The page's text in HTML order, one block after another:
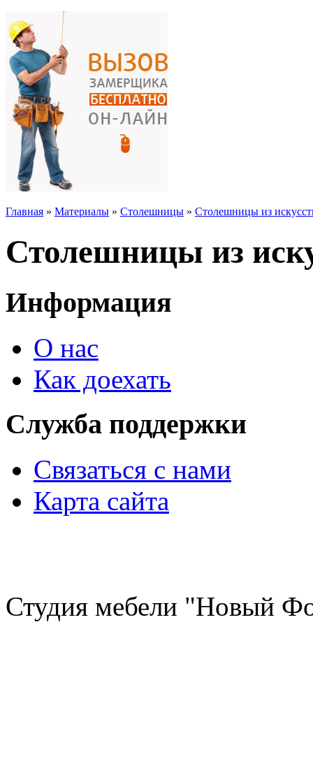
Главная » Материалы » Столешницы » Столешницы из
Столешницы из
Информация
О нас
Как доехать
Служба поддержки
Связаться с нами
Карта сайта
Студия мебели "Новый